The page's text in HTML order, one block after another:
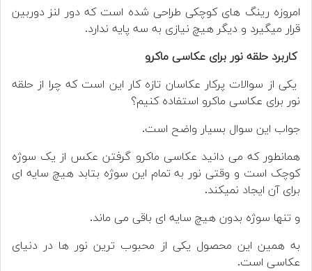
امروزه رینگ های کوچکی طراحی شده است که دور لنز دوربین
قرار میگیرد و دیگر هیچ نیازی به سه پایه ندارد.
کاربرد حلقه نور برای عکاسی ماکرو
یکی از سوالات پرکار عکاسان تازه کار این است که چرا از حلقه
نور برای عکاسی ماکرو استفاده کنیم؟
جواب این سوال بسیار واضح است.
همانطور که می دانید عکاسی ماکرو گرفتن عکس از یک سوژه
کوچک است و وقتی نور به تمام این سوژه بتابد هیچ سایه ای
برای آن ایجاد نمیکند.
و تنها سوژه بدون هیچ سایه ای باقی می ماند.
به همین این محصول یکی از محبوب ترین نور ها در دنیای
عکاسی است.